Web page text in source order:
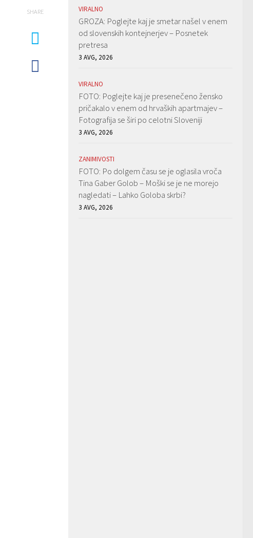
SHARE VIRALNO
GROZA: Poglejte kaj je smetar našel v enem
od slovenskih kontejnerjev – Posnetek
pretresa
3 AVG, 2026
VIRALNO
FOTO: Poglejte kaj je presenečeno žensko
pričakalo v enem od hrvaških apartmajev –
Fotografija se širi po celotni Sloveniji
3 AVG, 2026
ZANIMIVOSTI
FOTO: Po dolgem času se je oglasila vroča
Tina Gaber Golob – Moški se je ne morejo
nagledati – Lahko Goloba skrbi?
3 AVG, 2026